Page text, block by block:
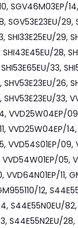
SGV46M03EP/
SGV53E23EU/29,
SHI33E25EU/29,
SHI43E45EU/28,
33,
SHV53E23EU/26,
SHV53E23EU/33,
VVD25W04EP/
VVD25W04EP/
VVD54S01EP/09,
VVD54W01EP/05,
VVD64N01EP/11,
12,
S44E55N0EU/
S44E55N2EU/